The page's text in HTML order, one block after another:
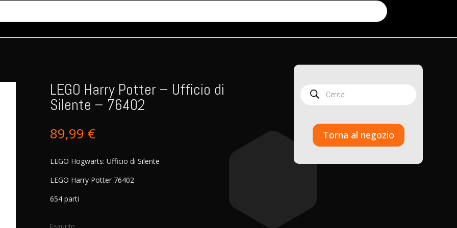
LEGO Harry Potter – Ufficio di
Silente – 76402
89,99 €
LEGO Hogwarts: Ufficio di Silente
LEGO Harry Potter 76402
654 parti
Esaurito
Products
search
Torna al negozio